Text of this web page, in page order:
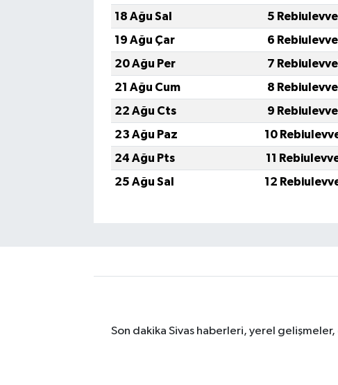
18 Ağu Sal
5
19 Ağu Çar
6
20 Ağu Per
7
21 Ağu Cum
8
22 Ağu Cts
9
23 Ağu Paz
10
24 Ağu Pts
11
25 Ağu Sal
12
Son dakika Sivas haberleri, yerel